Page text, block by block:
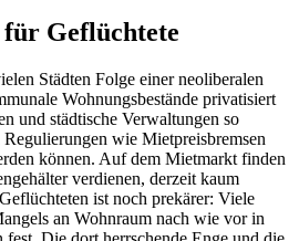
Geflüchtete
Städten Folge einer neoliberalen
Wohnungsbestände privatisiert
und städtische Verwaltungen so
Regulierungen wie Mietpreisbremsen
können. Auf dem Mietmarkt finden
verdienen, derzeit kaum
ist noch prekärer: Viele
an Wohnraum nach wie vor in